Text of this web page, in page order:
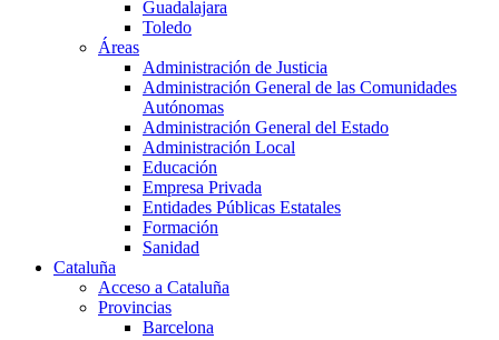
Guadalajara
Toledo
Áreas
Administración de Justicia
Administración General de las Comunidades
Autónomas
Administración General del Estado
Administración Local
Educación
Empresa Privada
Entidades Públicas Estatales
Formación
Sanidad
Cataluña
Acceso a Cataluña
Provincias
Barcelona